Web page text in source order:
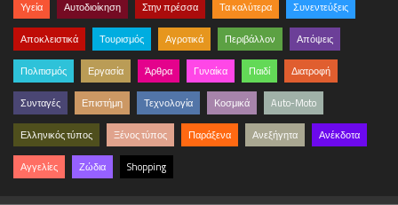
Υγεία Αυτοδιοίκηση Στην πρέσσα Τα καλύτερα Συνεντεύξεις
Αποκλειστικά Τουρισμός Αγροτικά Περιβάλλον Απόψεις
Πολιτισμός Εργασία Άρθρα Γυναίκα Παιδί Διατροφή
Συνταγές Επιστήμη Τεχνολογία Κοσμικά Auto-Moto
Ελληνικός τύπος Ξένος τύπος Παράξενα Ανεξήγητα Ανέκδοτα
Αγγελίες Ζώδια Shopping